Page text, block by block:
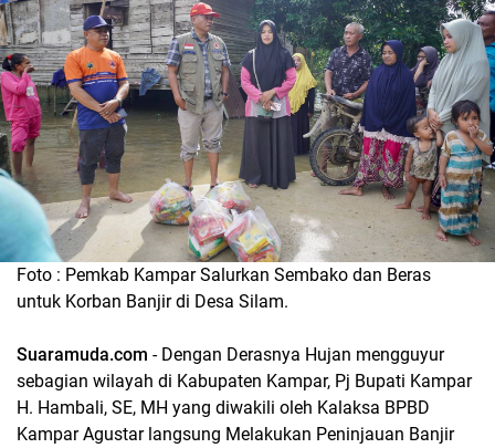
Foto : Pemkab Kampar Salurkan Sembako dan Beras
untuk Korban Banjir di Desa Silam.
Suaramuda.com - Dengan Derasnya Hujan mengguyur
sebagian wilayah di Kabupaten Kampar, Pj Bupati Kampar
H. Hambali, SE, MH yang diwakili oleh Kalaksa BPBD
Kampar Agustar langsung Melakukan Peninjauan Banjir